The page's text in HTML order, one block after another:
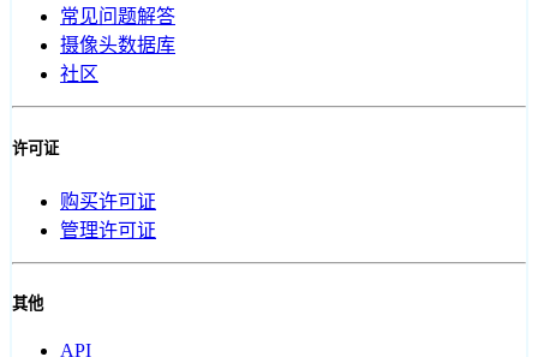
常见问题解答
摄像头数据库
社区
许可证
购买许可证
管理许可证
其他
API